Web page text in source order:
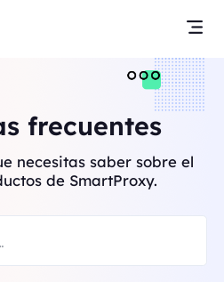
frecuentes
necesitas saber sobre el
de SmartProxy.